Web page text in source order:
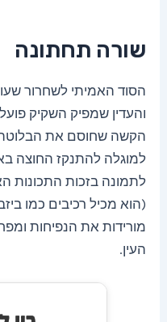
שורה תחתונה
הסוד האמיתי לשחרור
והעדין שמפיק השקיק
הקשה שחוסם את
למוגלה להתנקז החוצה
לתמונה בזכות התכונות
(הוא מכיל רכיבים כמו
מורידות את הנפיחות
העין.